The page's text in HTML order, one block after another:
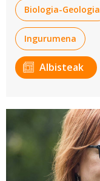
asmoz.
Biologia-Geologia
Ingurumena
Albisteak